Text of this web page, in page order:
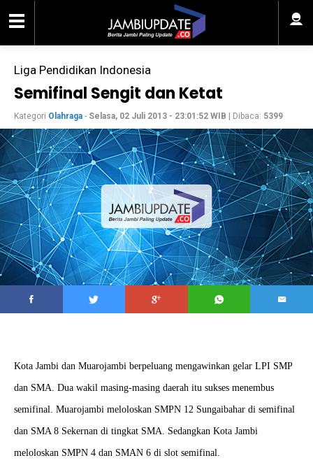
Liga Pendidikan Indonesia
Semifinal Sengit dan Ketat
Kategori Olahraga - Selasa, 02 Juli 2013 - 23:01:52 WIB | Dibaca: 5399
Kota Jambi dan Muarojambi berpeluang mengawinkan gelar LPI SMP
dan SMA. Dua wakil masing-masing daerah itu sukses menembus
semifinal. Muarojambi meloloskan SMPN 12 Sungaibahar di semifinal
dan SMA 8 Sekernan di tingkat SMA. Sedangkan Kota Jambi
meloloskan SMPN 4 dan SMAN 6 di slot semifinal.